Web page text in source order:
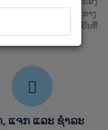
ວກເຮົາມີ ຂົນສົ່ງ ທາງລົດ, ທາງ
ດໄຟ ແລະ ຂົນສົ່ງເຄື່ອງເຢັນທີ່
ສ່າງຄຸນມີ້ງ
ແຈກ ແລະ ຊຳລະ